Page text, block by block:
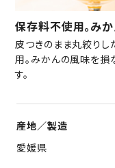
保存料不使用。み
皮つきのまま丸絞り
用。みかんの風味を損
す。
産地／製造
愛媛県